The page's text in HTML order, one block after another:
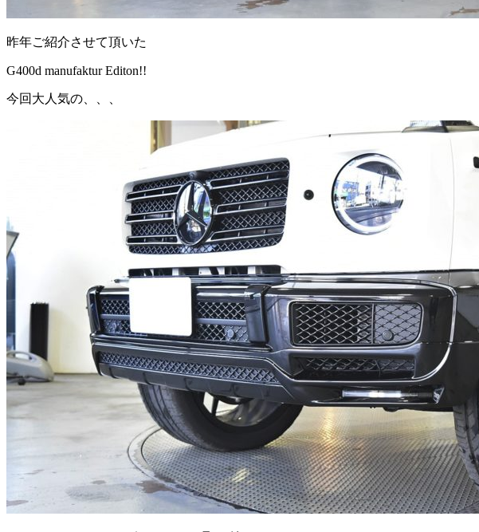
昨年ご紹介させて頂いた
G400d manufaktur Editon!!
今回大人気の、、、